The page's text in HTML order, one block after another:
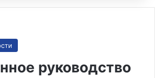
руководство